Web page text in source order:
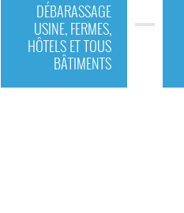
DÉBARASSAGE
USINE, FERMES,
HÔTELS ET TOUS
BÂTIMENTS